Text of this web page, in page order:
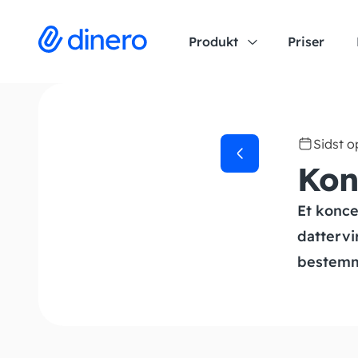
Produkt Priser
Sidst
Et